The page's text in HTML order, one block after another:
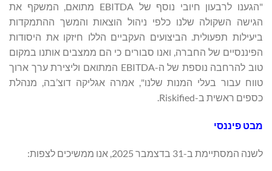
"הגענו לרבעון חיובי נוסף של EBITDA מתואם, המשקף את
הגישה השקולה שלנו כלפי ניהול הוצאות והמשך ההתמקדות
ביעילות תפעולית. הביצועים העקביים הללו חיזקו את היסודות
הפיננסיים של החברה, ואנו סבורים כי הם ממצבים אותנו במקום
טוב להרחבה נוספת של ה-EBITDA המתואם וליצירת ערך ארוך
טווח עבור בעלי המנות שלנו", אמרה אגליקה דוצ’בה, מנהלת
כספים ראשית ב-Riskified.
מבט פיננסי
לשנה המסתיימת ב-31 בדצמבר 2025, אנו ממשיכים לצפות: